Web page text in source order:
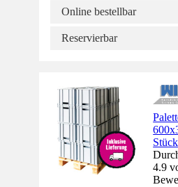
Online bestellbar
Reservierbar
Stück
4.9